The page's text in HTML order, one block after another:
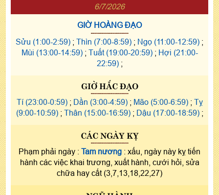
6/7/2026
GIỜ HOÀNG ĐẠO
Sửu (1:00-2:59) ; Thìn (7:00-8:59) ; Ngọ (11:00-12:59) ;
Mùi (13:00-14:59); Tuất (19:00-20:59); Hợi (21:00-
22:59);
GIỜ HẮC ĐẠO
Tí (23:00-0:59); Dần (3:00-4:59); Mão (5:00-6:59); Tỵ
(9:00-10:59); Thân (15:00-16:59); Dậu (17:00-18:59);
CÁC NGÀY KỴ
Phạm phải ngày : Tam nương : xấu, ngày này kỵ tiến
hành các việc khai trương, xuất hành, cưới hỏi, sửa
chữa hay cất (3,7,13,18,22,27)